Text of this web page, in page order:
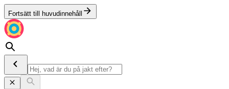
Fortsätt till huvudinnehåll